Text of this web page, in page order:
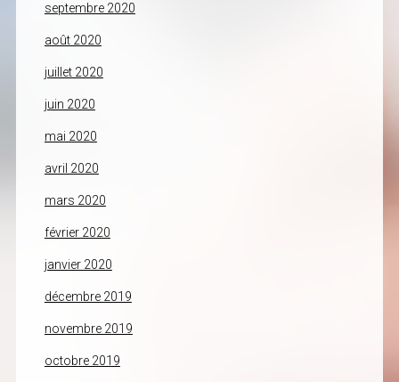
septembre 2020
août 2020
juillet 2020
juin 2020
mai 2020
avril 2020
mars 2020
février 2020
janvier 2020
décembre 2019
novembre 2019
octobre 2019